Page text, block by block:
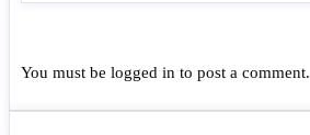
You must be logged in to post a comment.